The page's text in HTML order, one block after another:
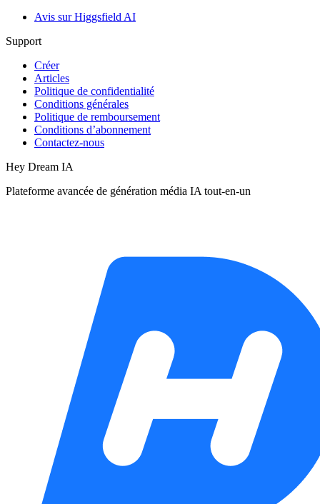
Avis sur Higgsfield AI
Support
Créer
Articles
Politique de confidentialité
Conditions générales
Politique de remboursement
Conditions d’abonnement
Contactez-nous
Hey Dream IA
Plateforme avancée de génération média IA tout-en-un